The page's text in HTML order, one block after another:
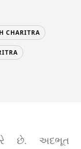
CHARITRA
છે. અદભૂત